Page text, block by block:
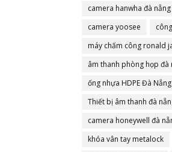
camera hanwha đà nẵng
camera yoosee
máy chấm công ronald
âm thanh phòng họp đà
ống nhựa HDPE Đà Nẵng
Thiết bị âm thanh đà
camera honeywell đà
khóa vân tay metalock